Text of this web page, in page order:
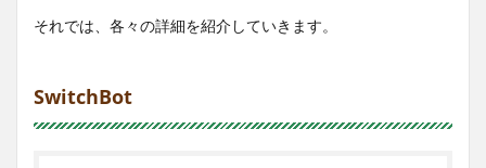
それでは、各々の詳細を紹介していきます。
SwitchBot